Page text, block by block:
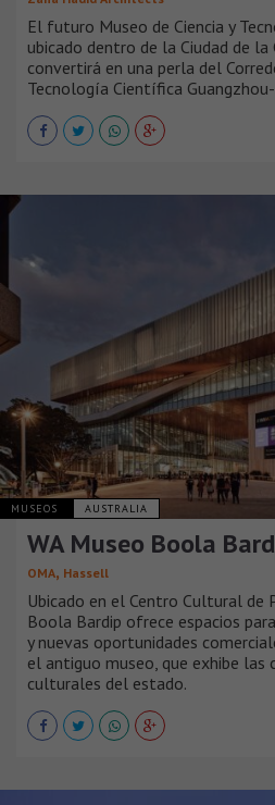
El futuro Museo de Ciencia y
ubicado dentro de la Ciudad de la
convertirá en una perla del
Tecnología Científica
MUSEOS AUSTRALIA
WA Museo Boola
OMA, Hassell
Ubicado en el Centro Cultural de
Boola Bardip ofrece espacios
y nuevas oportunidades
el antiguo museo, que exhibe las
culturales del estado.